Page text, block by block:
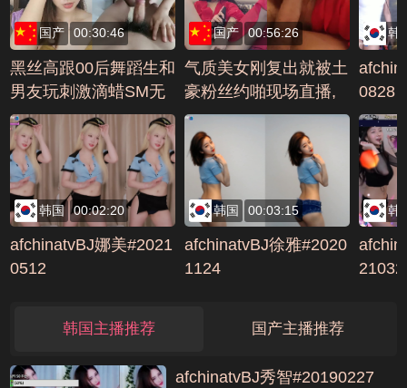
国产 00:30:46
黑丝高跟00后舞蹈生和
男友玩刺激滴蜡SM无
套抽插吞精中出编号5
EAEDDBE
国产 00:56:26
气质美女刚复出就被土
豪粉丝约啪现场直播,
淫叫：爸爸用力,我要,
不行了,我来了,好痒,操
我逼!编号384C5C5A
韩
0828
韩国 00:02:20
afchinatvBJ娜美#2021
0512
韩国 00:03:15
afchinatvBJ徐雅#2020
1124
韩
韩国主播推荐 国产主播推荐
afchinatvBJ秀智#20190227